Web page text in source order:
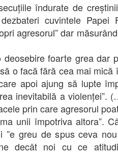
îndurate de
cuvintele Papei
agresorul” dar
deosebire foarte grea dar
o facă fără cea mai mică
apoi ajung să lupte
inevitabilă a violenței”.
prin care agresorul
unii împotriva altora”.
”e greu de spus ceva
decât noi cu ce